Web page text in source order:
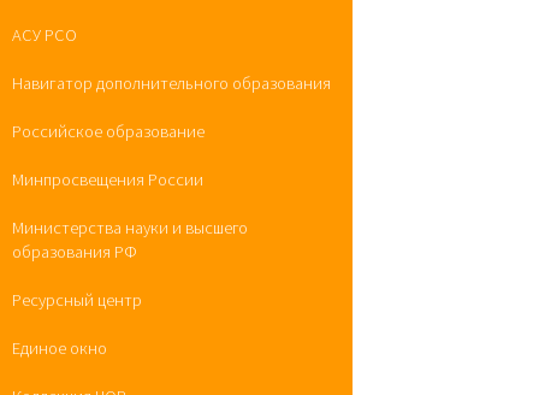
АСУ РСО
Навигатор дополнительного образования
Российское образование
Минпросвещения России
Министерства науки и высшего
образования РФ
Ресурсный центр
Единое окно